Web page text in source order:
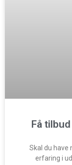
Få
Skal du have
erfaring i